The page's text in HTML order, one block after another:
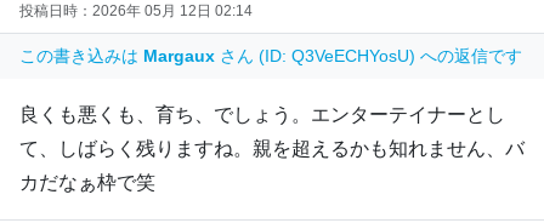
投稿日時：2026年 05月 12日 02:14
この書き込みは Margaux さん (ID: Q3VeECHYosU) への返信です
良くも悪くも、育ち、でしょう。エンターテイナーとし
て、しばらく残りますね。親を超えるかも知れません、バ
カだなぁ枠で笑